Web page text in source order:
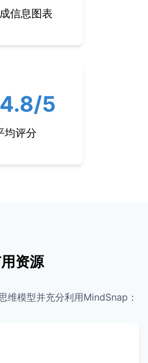
信息图表
4.8/5
均评分
资源
维模型并充分利用MindSnap：